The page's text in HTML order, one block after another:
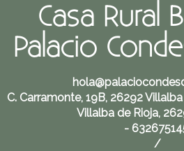
Casa Rural
Palacio
C. Carramonte, 19B, 26292
Villalba de Rioja,
-
/